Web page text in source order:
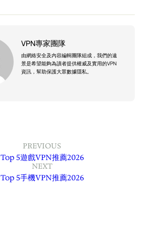
VPN專家團隊
由網絡安全及內容編輯團隊組成，我們的遠
景是希望能夠為讀者提供權威及實用的VPN
資訊，幫助保護大眾數據隱私。
PREVIOUS
Top 5遊戲VPN推薦2026
NEXT
Top 5手機VPN推薦2026